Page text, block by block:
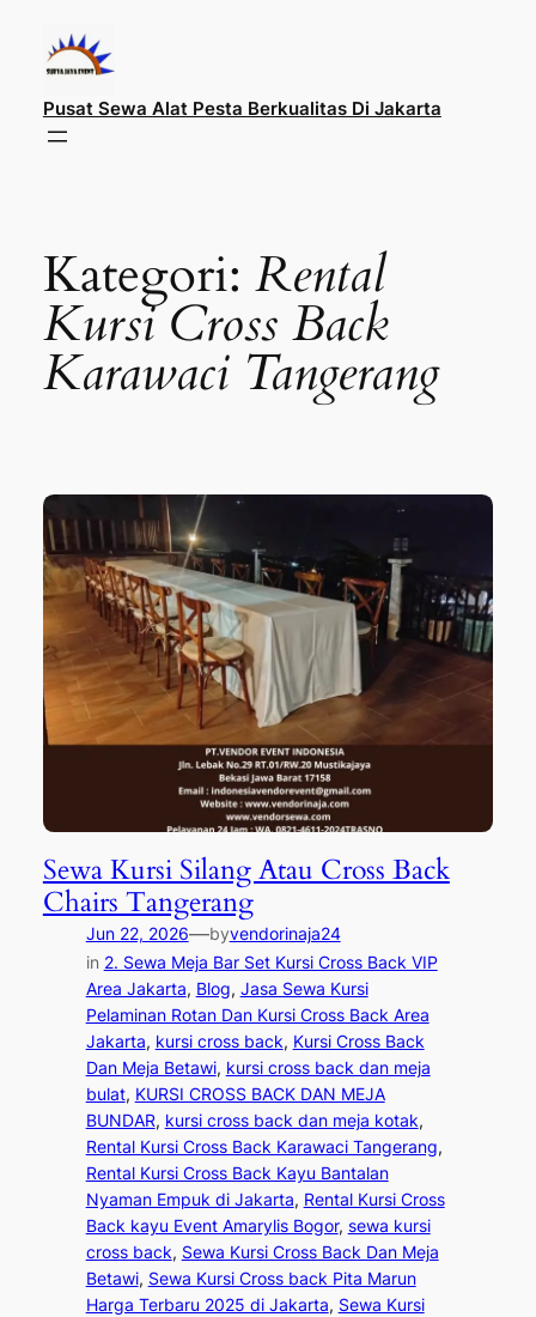
konten
Pusat Sewa Alat Pesta Berkualitas Di Jakarta
Kategori: Rental
Kursi Cross Back
Karawaci Tangerang
Sewa Kursi Silang Atau Cross Back
Chairs Tangerang
Jun 22, 2026—byvendorinaja24
in 2. Sewa Meja Bar Set Kursi Cross Back VIP
Area Jakarta, Blog, Jasa Sewa Kursi
Pelaminan Rotan Dan Kursi Cross Back Area
Jakarta, kursi cross back, Kursi Cross Back
Dan Meja Betawi, kursi cross back dan meja
bulat, KURSI CROSS BACK DAN MEJA
BUNDAR, kursi cross back dan meja kotak
Rental Kursi Cross Back Karawaci Tangerang
Rental Kursi Cross Back Kayu Bantalan
Nyaman Empuk di Jakarta, Rental Kursi Cross
Back kayu Event Amarylis Bogor, sewa kursi
cross back, Sewa Kursi Cross Back Dan Meja
Betawi, Sewa Kursi Cross back Pita Marun
Harga Terbaru 2025 di Jakarta, Sewa Kursi